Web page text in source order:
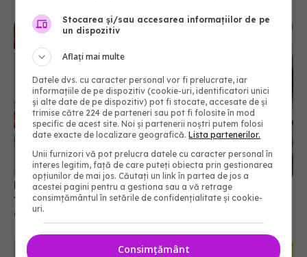
Mochi din foi de orez: desertul proteic pe care
toată lumea îl încearcă acasă
07 mai 2026, 15:41
Stocarea și/sau accesarea informațiilor de pe
un dispozitiv
Aflați mai multe
Datele dvs. cu caracter personal vor fi prelucrate, iar
informațiile de pe dispozitiv (cookie-uri, identificatori unici
și alte date de pe dispozitiv) pot fi stocate, accesate de și
trimise către 224 de parteneri sau pot fi folosite în mod
specific de acest site. Noi și partenerii noștri putem folosi
date exacte de localizare geografică.Lista partenerilor.
Unii furnizori vă pot prelucra datele cu caracter personal în
interes legitim, față de care puteți obiecta prin gestionarea
opțiunilor de mai jos. Căutați un link în partea de jos a
acestei pagini pentru a gestiona sau a vă retrage
consimțământul în setările de confidențialitate și cookie-
uri.
Consimțământ